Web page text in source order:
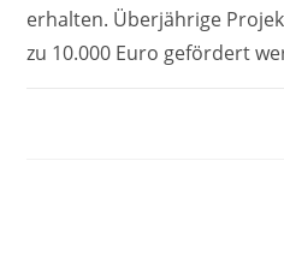
erhalten. Überjährige
zu 10.000 Euro gefördert